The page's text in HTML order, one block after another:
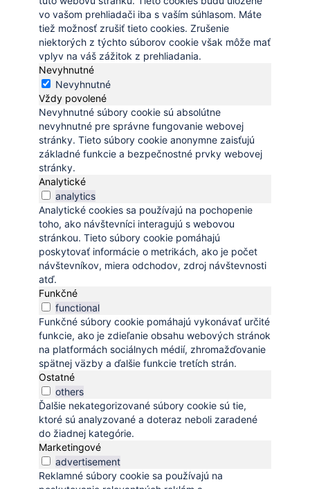
vo vašom prehliadači iba s vaším súhlasom. Máte
tiež možnosť zrušiť tieto cookies. Zrušenie
niektorých z týchto súborov cookie však môže mať
vplyv na váš zážitok z prehliadania.
Nevyhnutné
Nevyhnutné
Vždy povolené
Nevyhnutné súbory cookie sú absolútne
nevyhnutné pre správne fungovanie webovej
stránky. Tieto súbory cookie anonymne zaisťujú
základné funkcie a bezpečnostné prvky webovej
stránky.
Analytické
analytics
Analytické cookies sa používajú na pochopenie
toho, ako návštevníci interagujú s webovou
stránkou. Tieto súbory cookie pomáhajú
poskytovať informácie o metrikách, ako je počet
návštevníkov, miera odchodov, zdroj návštevnosti
atď.
Funkčné
functional
Funkčné súbory cookie pomáhajú vykonávať určité
funkcie, ako je zdieľanie obsahu webových stránok
na platformách sociálnych médií, zhromažďovanie
spätnej väzby a ďalšie funkcie tretích strán.
Ostatné
others
Ďalšie nekategorizované súbory cookie sú tie,
ktoré sú analyzované a doteraz neboli zaradené
do žiadnej kategórie.
Marketingové
advertisement
Reklamné súbory cookie sa používajú na